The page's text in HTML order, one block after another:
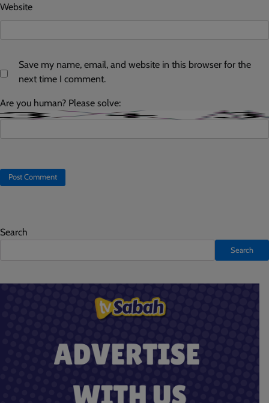
Website
Save my name, email, and website in this browser for the
next time I comment.
Are you human? Please solve:
Search
Search